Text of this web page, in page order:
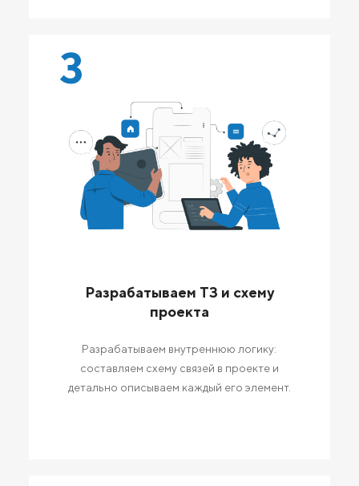
3
Разрабатываем ТЗ и схему
проекта
Разрабатываем внутреннюю логику:
составляем схему связей в проекте и
детально описываем каждый его элемент.